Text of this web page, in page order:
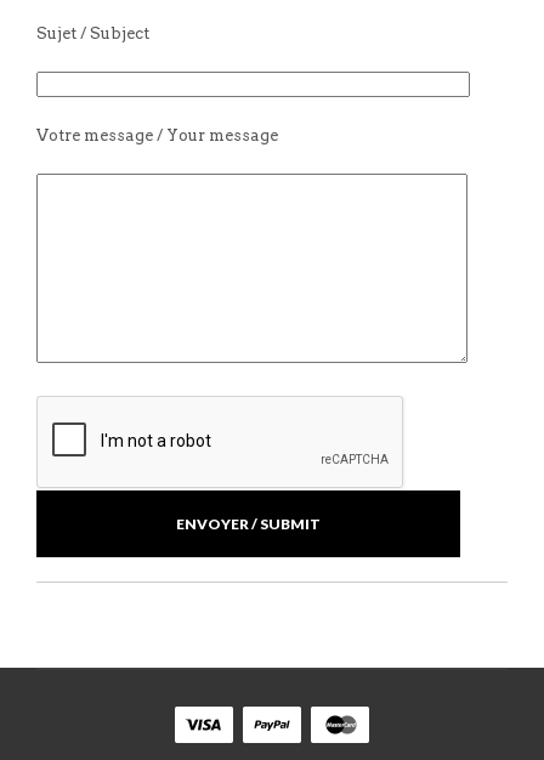
Sujet / Subject
Votre message / Your message